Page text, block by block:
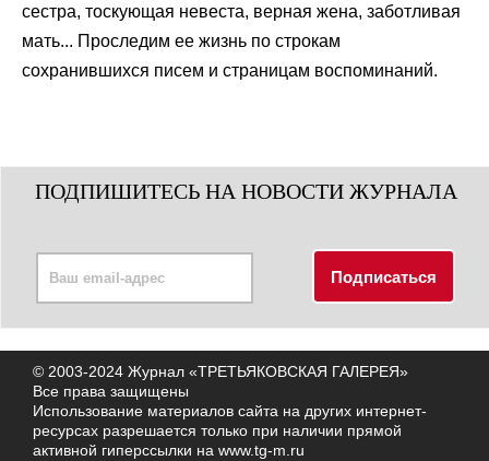
сестра, тоскующая невеста, верная жена, заботливая
мать... Проследим ее жизнь по строкам
сохранившихся писем и страницам воспоминаний.
ПОДПИШИТЕСЬ НА НОВОСТИ ЖУРНАЛА
© 2003-2024 Журнал «ТРЕТЬЯКОВСКАЯ ГАЛЕРЕЯ»
Все права защищены
Использование материалов сайта на других интернет-
ресурсах разрешается только при наличии прямой
активной гиперссылки на www.tg-m.ru